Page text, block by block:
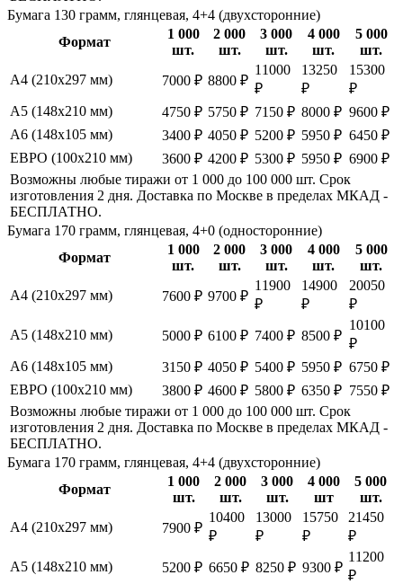
Бумага 130 грамм, глянцевая, 4+4 (двухсторонние)
Формат
1 000
шт.
2 000
шт.
3 000
шт.
4 000
шт.
5 000
шт.
А4 (210х297 мм)
7000 ₽ 8800 ₽
11000
₽
13250
₽
15300
₽
А5 (148х210 мм)
4750 ₽ 5750 ₽ 7150 ₽ 8000 ₽ 9600 ₽
А6 (148х105 мм)
3400 ₽ 4050 ₽ 5200 ₽ 5950 ₽ 6450 ₽
ЕВРО (100х210 мм)
3600 ₽ 4200 ₽ 5300 ₽ 5950 ₽ 6900 ₽
Возможны любые тиражи от 1 000 до 100 000 шт. Срок
изготовления 2 дня. Доставка по Москве в пределах МКАД -
БЕСПЛАТНО.
Бумага 170 грамм, глянцевая, 4+0 (односторонние)
Формат
1 000
шт.
2 000
шт.
3 000
шт.
4 000
шт.
5 000
шт.
А4 (210х297 мм)
7600 ₽ 9700 ₽
11900
₽
14900
₽
20050
₽
А5 (148х210 мм)
5000 ₽ 6100 ₽ 7400 ₽ 8500 ₽
10100
₽
А6 (148х105 мм)
3150 ₽ 4050 ₽ 5400 ₽ 5950 ₽ 6750 ₽
ЕВРО (100х210 мм)
3800 ₽ 4600 ₽ 5800 ₽ 6350 ₽ 7550 ₽
Возможны любые тиражи от 1 000 до 100 000 шт. Срок
изготовления 2 дня. Доставка по Москве в пределах МКАД -
БЕСПЛАТНО.
Бумага 170 грамм, глянцевая, 4+4 (двухсторонние)
Формат
1 000
шт.
2 000
шт.
3 000
шт.
4 000
шт
5 000
шт.
А4 (210х297 мм)
7900 ₽
10400
₽
13000
₽
15750
₽
21450
₽
А5 (148х210 мм)
5200 ₽ 6650 ₽ 8250 ₽ 9300 ₽
11200
₽